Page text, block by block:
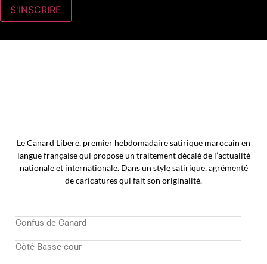
Le Canard Libere, premier hebdomadaire satirique marocain en
langue française qui propose un traitement décalé de l’actualité
nationale et internationale. Dans un style satirique, agrémenté
de caricatures qui fait son originalité.
Confus de Canard
Côté Basse-cour